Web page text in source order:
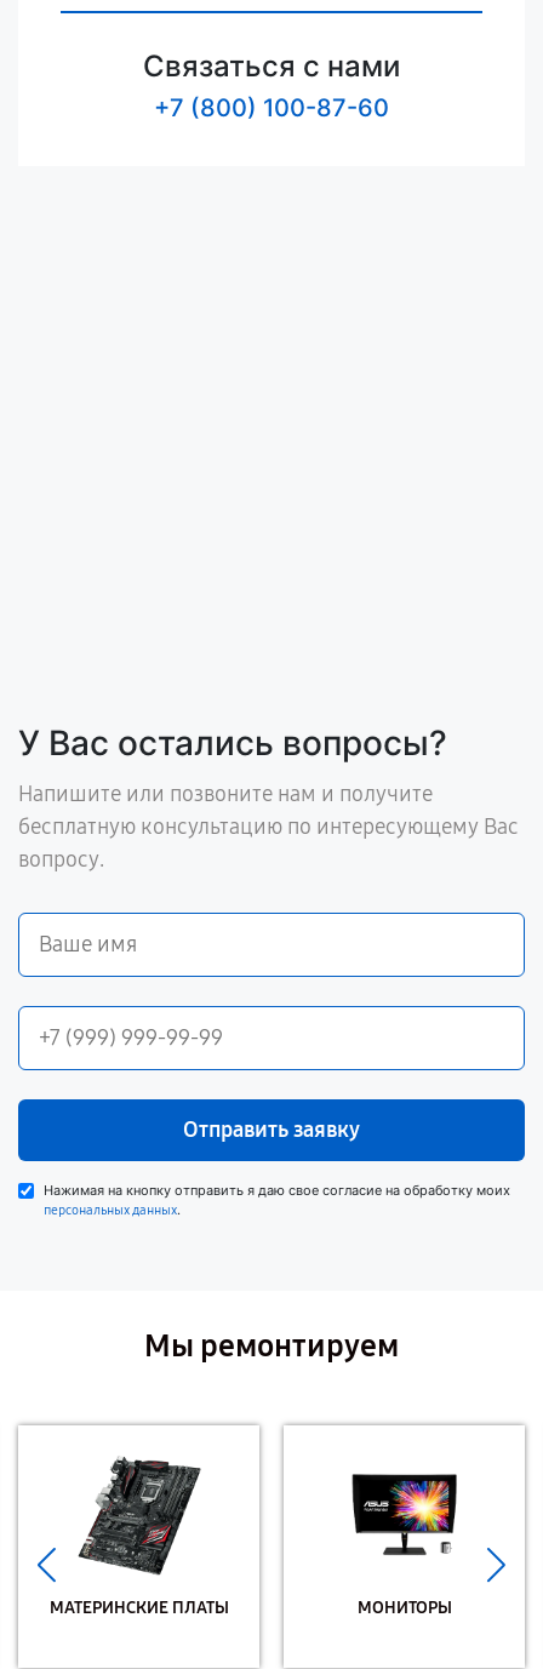
Связаться с нами
+7 (800) 100-87-60
У Вас остались вопросы?
Напишите или позвоните нам и получите
бесплатную консультацию по интересующему Вас
вопросу.
Отправить заявку
Нажимая на кнопку отправить я даю свое согласие на обработку моих
персональных данных.
Мы ремонтируем
МАТЕРИНСКИЕ ПЛАТЫ МОНИТОРЫ